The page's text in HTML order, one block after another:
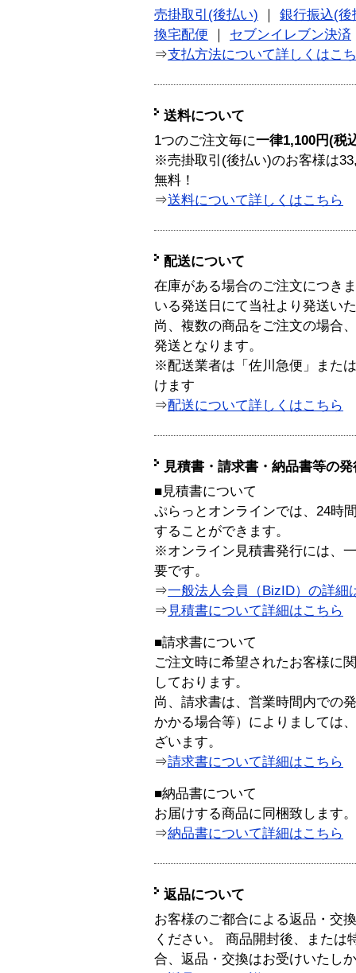
売掛取引(後払い)
銀行振込(後
換宅配便
セブンイレブン決済
⇒支払方法について詳しくはこ
送料について
1つのご注文毎に一律1,100円(税
※売掛取引(後払い)のお客様は
無料！
⇒送料について詳しくはこちら
配送について
在庫がある場合のご注文につき
いる発送日にて当社より発送い
尚、複数の商品をご注文の場合
発送となります。
※配送業者は「佐川急便」また
けます
⇒配送について詳しくはこちら
見積書・請求書・納品書等の
■見積書について
ぷらっとオンラインでは、24時
することができます。
※オンライン見積書発行には、
要です。
⇒一般法人会員（BizID）の詳細
⇒ 見積書について詳細はこちら
■請求書について
ご注文時に希望されたお客様に
しております。
尚、請求書は、営業時間内での
かかる場合等）によりましては
ざいます。
⇒請求書について詳細はこちら
■納品書について
お届けする商品に同梱致します。
⇒納品書について詳細はこちら
返品について
お客様のご都合による返品・交
ください。 商品開封後、または
合、返品・交換はお受けいたし